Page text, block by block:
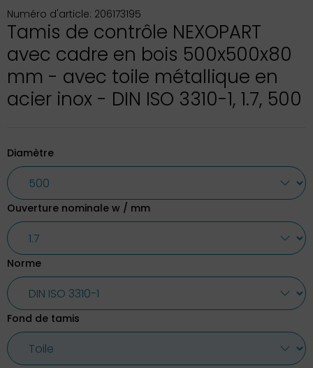
Numéro d'article: 206173195
Tamis de contrôle NEXOPART
avec cadre en bois 500x500x80
mm - avec toile métallique en
acier inox - DIN ISO 3310-1, 1.7, 500
Diamètre
Ouverture nominale w / mm
Norme
Fond de tamis